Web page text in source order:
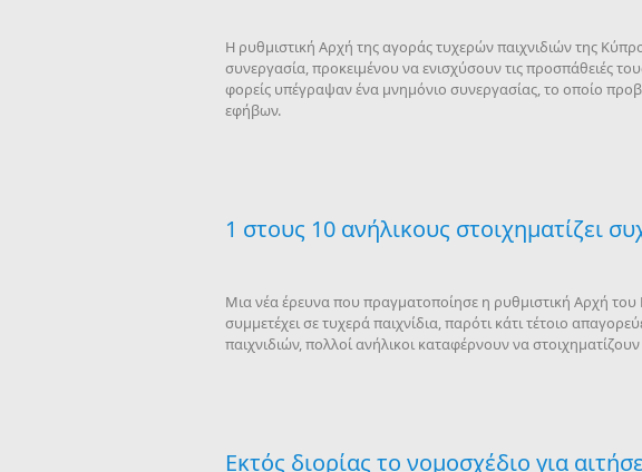
Η ρυθμιστική Αρχή της αγοράς τυχερών παιχνιδιών της
συνεργασία, προκειμένου να ενισχύσουν τις προσπάθειές
φορείς υπέγραψαν ένα μνημόνιο συνεργασίας, το οποίο
εφήβων.
1 στους 10 ανήλικους στοιχηματίζει
Μια νέα έρευνα που πραγματοποίησε η ρυθμιστική Αρχή του
συμμετέχει σε τυχερά παιχνίδια, παρότι κάτι τέτοιο
παιχνιδιών, πολλοί ανήλικοι καταφέρνουν να
Εκτός διορίας το νομοσχέδιο για